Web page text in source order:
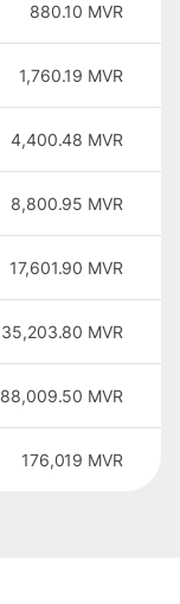
880.10 MVR
1,760.19 MVR
4,400.48 MVR
8,800.95 MVR
17,601.90 MVR
35,203.80 MVR
88,009.50 MVR
176,019 MVR